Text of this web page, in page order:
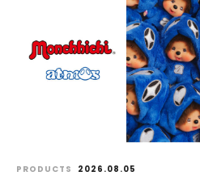
PRODUCTS 2026.08.05